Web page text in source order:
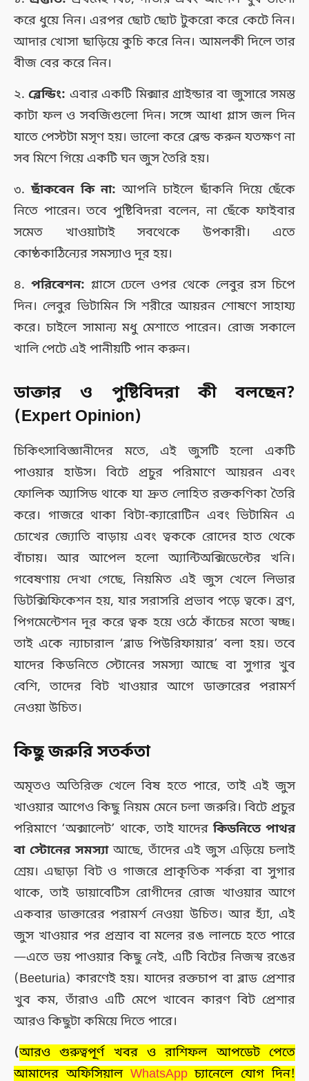
করে ধুয়ে নিন। এরপর ছোট ছোট টুকরো করে কেটে নিন।
আদার খোসা ছাড়িয়ে কুচি করে নিন। আমলকী দিলে তার
বীজ বের করে নিন।
২.ব্লেন্ডিং: এবার একটি মিক্সার গ্রাইন্ডার বা জুসারে সমস্ত
কাটা ফল ও সবজিগুলো দিন। সঙ্গে আধা গ্লাস জল দিন
যাতে পেস্টটা মসৃণ হয়। ভালো করে ব্লেন্ড করুন যতক্ষণ না
সব মিশে গিয়ে একটি ঘন জুস তৈরি হয়।
৩.ছাঁকবেন কি না: আপনি চাইলে ছাঁকনি দিয়ে ছেঁকে
নিতে পারেন। তবে পুষ্টিবিদরা বলেন, না ছেঁকে ফাইবার
সমেত খাওয়াটাই সবথেকে উপকারী। এতে
কোষ্ঠকাঠিন্যের সমস্যাও দূর হয়।
৪. পরিবেশন: গ্লাসে ঢেলে ওপর থেকে লেবুর রস চিপে
দিন। লেবুর ভিটামিন সি শরীরে আয়রন শোষণে সাহায্য
করে। চাইলে সামান্য মধু মেশাতে পারেন। রোজ সকালে
খালি পেটে এই পানীয়টি পান করুন।
ডাক্তার ও পুষ্টিবিদরা কী বলছেন?
(Expert Opinion)
চিকিৎসাবিজ্ঞানীদের মতে, এই জুসটি হলো একটি
পাওয়ার হাউস। বিটে প্রচুর পরিমাণে আয়রন এবং
ফোলিক অ্যাসিড থাকে যা দ্রুত লোহিত রক্তকণিকা তৈরি
করে। গাজরে থাকা বিটা-ক্যারোটিন এবং ভিটামিন এ
চোখের জ্যোতি বাড়ায় এবং ত্বককে রোদের হাত থেকে
বাঁচায়। আর আপেল হলো অ্যান্টিঅক্সিডেন্টের খনি।
গবেষণায় দেখা গেছে, নিয়মিত এই জুস খেলে লিভার
ডিটক্সিফিকেশন হয়, যার সরাসরি প্রভাব পড়ে ত্বকে। ব্রণ,
পিগমেন্টেশন দূর করে ত্বক হয়ে ওঠে কাঁচের মতো স্বচ্ছ।
তাই একে ন্যাচারাল ‘ব্লাড পিউরিফায়ার’ বলা হয়। তবে
যাদের কিডনিতে স্টোনের সমস্যা আছে বা সুগার খুব
বেশি, তাদের বিট খাওয়ার আগে ডাক্তারের পরামর্শ
নেওয়া উচিত।
কিছু জরুরি সতর্কতা
অমৃতও অতিরিক্ত খেলে বিষ হতে পারে, তাই এই জুস
খাওয়ার আগেও কিছু নিয়ম মেনে চলা জরুরি। বিটে প্রচুর
পরিমাণে ‘অক্সালেট’ থাকে, তাই যাদেরকিডনিতে পাথর
বা স্টোনের সমস্যাআছে, তাঁদের এই জুস এড়িয়ে চলাই
শ্রেয়। এছাড়া বিট ও গাজরে প্রাকৃতিক শর্করা বা সুগার
থাকে, তাই ডায়াবেটিস রোগীদের রোজ খাওয়ার আগে
একবার ডাক্তারের পরামর্শ নেওয়া উচিত। আর হ্যাঁ, এই
জুস খাওয়ার পর প্রস্রাব বা মলের রঙ লালচে হতে পারে
—এতে ভয় পাওয়ার কিছু নেই, এটি বিটের নিজস্ব রঙের
(Beeturia) কারণেই হয়। যাদের রক্তচাপ বা ব্লাড প্রেশার
খুব কম, তাঁরাও এটি মেপে খাবেন কারণ বিট প্রেশার
আরও কিছুটা কমিয়ে দিতে পারে।
(আরও গুরুত্বপূর্ণ খবর ও রাশিফল আপডেট পেতে
আমাদের অফিসিয়াল WhatsAppচ্যানেলে যোগ দিন!